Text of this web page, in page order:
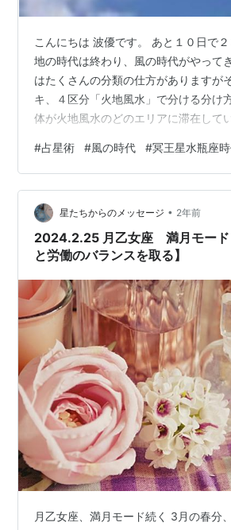
こんにちは 波優です。 あと１０日で
地の時代は終わり、風の時代がやって
はたくさんの分類の仕方がありますが
キ、４区分「火地風水」で分ける分け
体が火地風水のどのエリアに滞在して
スナフキン」のイメージなんです。 ス
心、何を聞いても答えてくれる賢い感
かに旅に出るさまは双子座っぽいし誰
合える感じは天秤座っぽいし禁止や束
暴れる（？！w）ところは水瓶座っぽ
イン（星座）は全て風のエレメントに
#占星術 #風の時代 #冥王星水瓶座
星たちからのメッセージ • 2年前
2024.2.25 月乙女座 満月モード【食う寝る遊ぶ
と労働のバランスを取る】
月乙女座、満月モード続く 3月の春分